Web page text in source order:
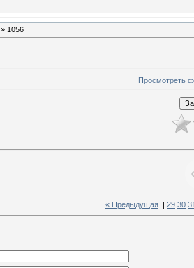
» 1056
Просмотреть
« Предыдущая 29 30